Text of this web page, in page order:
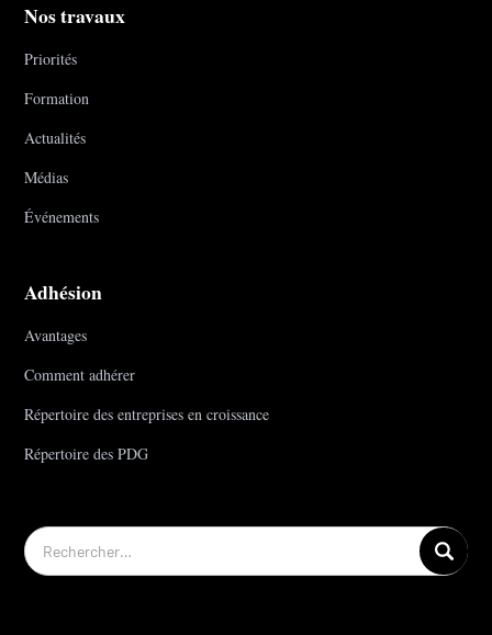
Nos travaux
Priorités
Formation
Actualités
Médias
Événements
Adhésion
Avantages
Comment adhérer
Répertoire des entreprises en croissance
Répertoire des PDG